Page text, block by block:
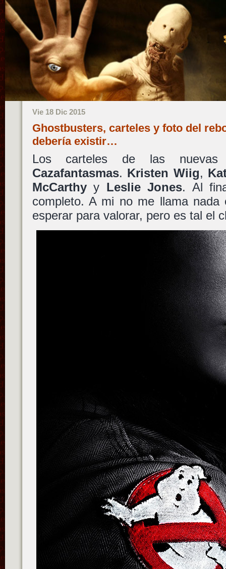
Vie 18 Dic 2015
Ghostbusters, carteles y foto del
debería existir…
Los carteles de las
Cazafantasmas. Kristen Wiig,
McCarthyy Leslie Jones. Al
completo. A mi no me llama nada
esperar para valorar, pero es tal el